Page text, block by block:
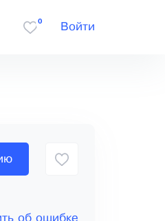
0
Войти
об ошибке